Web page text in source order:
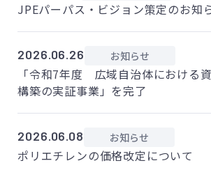
JPEパーパス・ビジョン策定のお知
2026.06.26 お知らせ
「令和7年度 広域自治体における
構築の実証事業」を完了
2026.06.08 お知らせ
ポリエチレンの価格改定について